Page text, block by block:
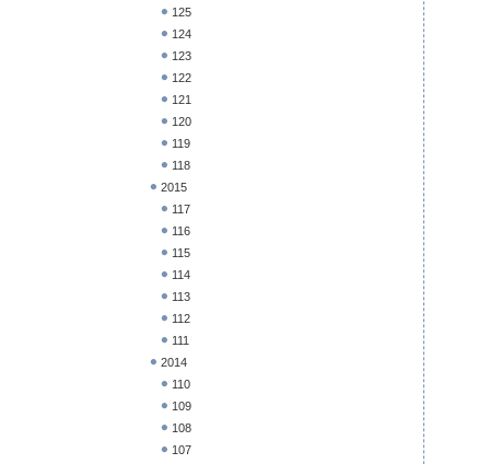
125
124
123
122
121
120
119
118
2015
117
116
115
114
113
112
111
2014
110
109
108
107